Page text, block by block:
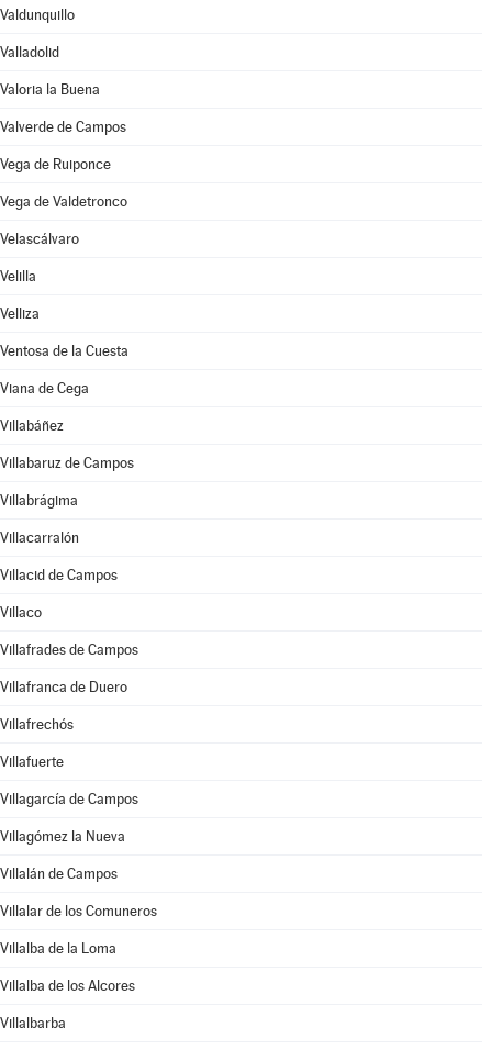
Valdunquillo
Valladolid
Valoria la Buena
Valverde de Campos
Vega de Ruiponce
Vega de Valdetronco
Velascálvaro
Velilla
Velliza
Ventosa de la Cuesta
Viana de Cega
Villabáñez
Villabaruz de Campos
Villabrágima
Villacarralón
Villacid de Campos
Villaco
Villafrades de Campos
Villafranca de Duero
Villafrechós
Villafuerte
Villagarcía de Campos
Villagómez la Nueva
Villalán de Campos
Villalar de los Comuneros
Villalba de la Loma
Villalba de los Alcores
Villalbarba